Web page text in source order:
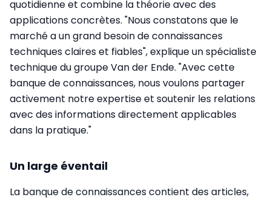
quotidienne et combine la théorie avec des
applications concrètes. "Nous constatons que le
marché a un grand besoin de connaissances
techniques claires et fiables", explique un spécialiste
technique du groupe Van der Ende. "Avec cette
banque de connaissances, nous voulons partager
activement notre expertise et soutenir les relations
avec des informations directement applicables
dans la pratique."
Un large éventail
La banque de connaissances contient des articles,